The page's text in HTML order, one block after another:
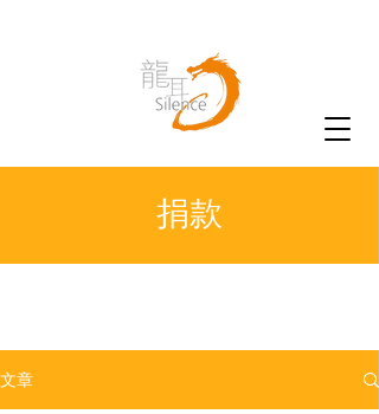
捐款
文章